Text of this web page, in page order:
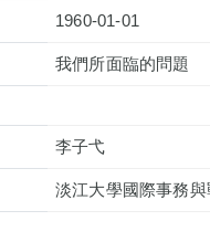
1960-01-01
我們所面臨的問題
李子弋
淡江大學國際事務